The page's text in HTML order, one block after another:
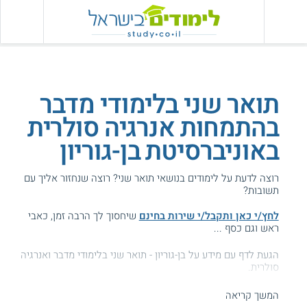
תואר שני בלימודי מדבר
בהתמחות אנרגיה סולרית
באוניברסיטת בן-גוריון
רוצה לדעת על לימודים בנושאי תואר שני? רוצה שנחזור אליך עם
תשובות?
לחץ/י כאן ותקבל/י שירות בחינם שיחסוך לך הרבה זמן, כאבי
ראש וגם כסף ...
הגעת לדף עם מידע על בן-גוריון - תואר שני בלימודי מדבר ואנרגיה
סולרית.
המידע באתר הועיל ל87% מהגולשים.המשך קריאה